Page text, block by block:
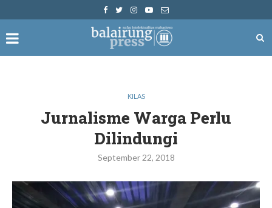
KILAS
Jurnalisme Warga Perlu
Dilindungi
September 22, 2018